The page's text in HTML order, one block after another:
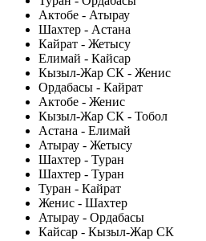
Актобе - Атырау
Шахтер - Астана
Кайрат - Жетысу
Елимай - Кайсар
Кызыл-Жар СК - Женис
Ордабасы - Кайрат
Актобе - Женис
Кызыл-Жар СК - Тобол
Астана - Елимай
Атырау - Жетысу
Шахтер - Туран
Шахтер - Туран
Туран - Кайрат
Женис - Шахтер
Атырау - Ордабасы
Кайсар - Кызыл-Жар СК